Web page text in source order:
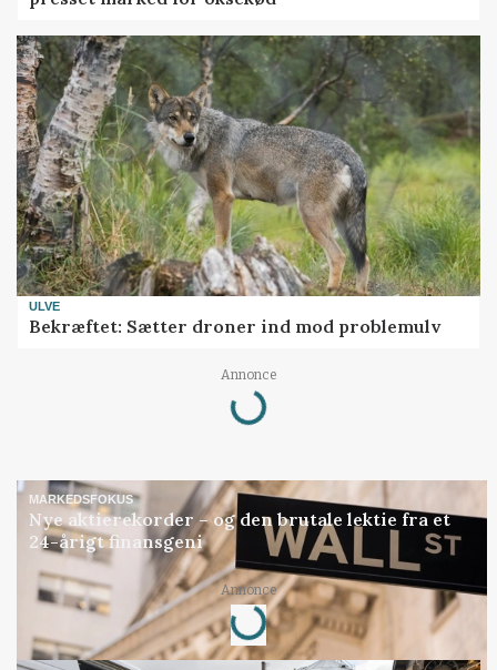
ULVE
Bekræftet: Sætter droner ind mod problemulv
Annonce
Loading...
MARKEDSFOKUS
Nye aktierekorder – og den brutale lektie fra et
24-årigt finansgeni
Annonce
Loading...